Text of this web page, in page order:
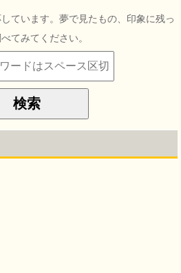
ています。夢で見たもの、印象に残っ
てみてください。